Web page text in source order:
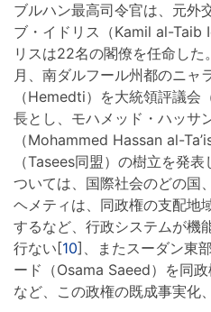
ブルハン最高司令官は、元外
ブ・イドリス（Kamil al-Taib
リスは22名の閣僚を任命し
月、南ダルフール州都のニャ
（Hemedti）を大統領評議
長とし、モハメッド・ハッサ
（Mohammed Hassan al-
（Tasees同盟）の樹立を発
ついては、国際社会のどの国
ヘメティは、同政権の支配地
するなど、行政システムが機
行ない[10]、またスーダン東
ード（Osama Saeed）を同
など、この政権の既成事実化